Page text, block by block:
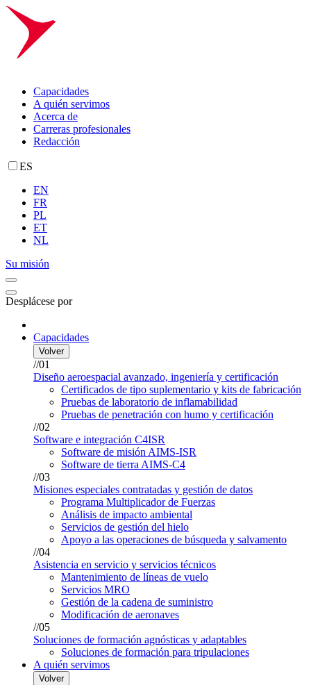
Capacidades
A quién servimos
Acerca de
Carreras profesionales
Redacción
ES
EN
FR
PL
ET
NL
Su misión
Desplácese por
Capacidades
Volver
//01
Diseño aeroespacial avanzado, ingeniería y certificación
Certificados de tipo suplementario y kits de fabricación
Pruebas de laboratorio de inflamabilidad
Pruebas de penetración con humo y certificación
//02
Software e integración C4ISR
Software de misión AIMS-ISR
Software de tierra AIMS-C4
//03
Misiones especiales contratadas y gestión de datos
Programa Multiplicador de Fuerzas
Análisis de impacto ambiental
Servicios de gestión del hielo
Apoyo a las operaciones de búsqueda y salvamento
//04
Asistencia en servicio y servicios técnicos
Mantenimiento de líneas de vuelo
Servicios MRO
Gestión de la cadena de suministro
Modificación de aeronaves
//05
Soluciones de formación agnósticas y adaptables
Soluciones de formación para tripulaciones
A quién servimos
Volver